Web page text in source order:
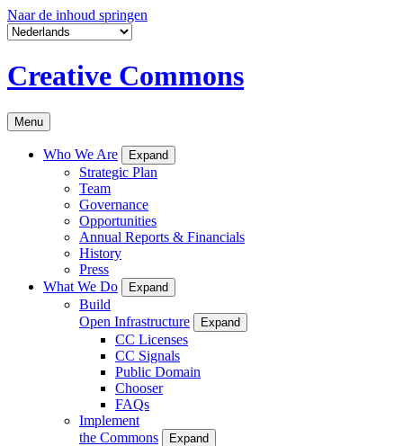
Naar de inhoud springen
Creative Commons
Menu
Who We Are Expand
Strategic Plan
Team
Governance
Opportunities
Annual Reports & Financials
History
Press
What We Do
Expand
Build
Open Infrastructure
Expand
CC Licenses
CC Signals
Public Domain
Chooser
FAQs
Implement
the Commons
Expand